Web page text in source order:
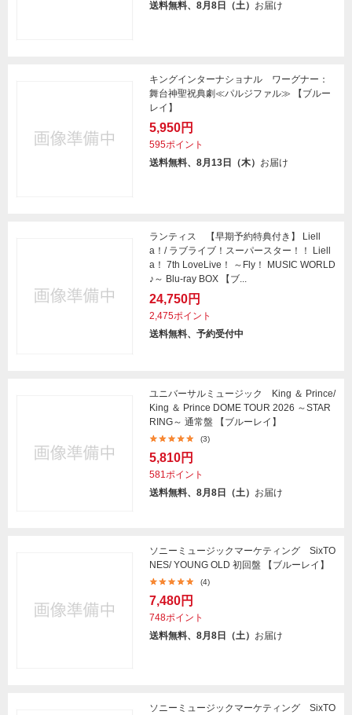
送料無料、8月8日（土） お届け
キングインターナショナル ワーグナー：
舞台神聖祝典劇≪パルジファル≫ 【ブルー
レイ】
5,950円
595ポイント
送料無料、8月13日（木） お届け
ランティス 【早期予約特典付き】 Liell
a！/ ラブライブ！スーパースター！！ Liell
a！ 7th LoveLive！ ～Fly！ MUSIC WORLD
♪～ Blu-ray BOX 【ブ...
24,750円
2,475ポイント
送料無料、予約受付中
ユニバーサルミュージック King ＆ Prince/
King ＆ Prince DOME TOUR 2026 ～STAR
RING～ 通常盤 【ブルーレイ】
(3)
5,810円
581ポイント
送料無料、8月8日（土） お届け
ソニーミュージックマーケティング SixTO
NES/ YOUNG OLD 初回盤 【ブルーレイ】
(4)
7,480円
748ポイント
送料無料、8月8日（土） お届け
ソニーミュージックマーケティング SixTO